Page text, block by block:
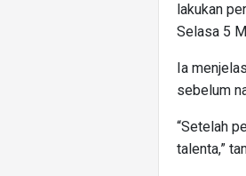
lakukan
Selasa 5
Ia
sebelum
“Setelah
talenta,”